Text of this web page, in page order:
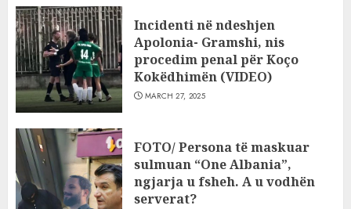
Incidenti në ndeshjen
Apolonia- Gramshi, nis
procedim penal për Koço
Kokëdhimën (VIDEO)
MARCH 27, 2025
FOTO/ Persona të maskuar
sulmuan “One Albania”,
ngjarja u fsheh. A u vodhën
serverat?